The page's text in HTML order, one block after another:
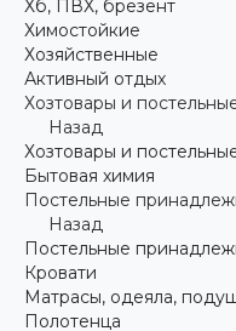
Хб, ПВХ, брезент
Химостойкие
Хозяйственные
Активный отдых
Хозтовары и
Назад
Хозтовары и
Бытовая химия
Постельные
Назад
Постельные
Кровати
Матрасы, одеяла,
Полотенца